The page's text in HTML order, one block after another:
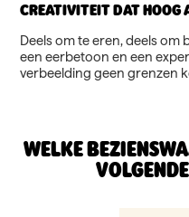
CREATIVITEIT DAT HOOG
Deels om te eren, deels om
een eerbetoon en een
verbeelding geen grenzen
WELKE